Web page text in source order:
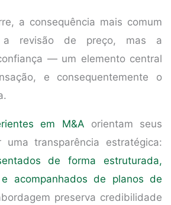
a consequência mais comum
revisão de preço, mas a
— um elemento central
e consequentemente o
em M&A orientam seus
transparência estratégica:
de forma estruturada,
acompanhados de planos de
preserva credibilidade